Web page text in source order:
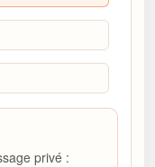
privé :